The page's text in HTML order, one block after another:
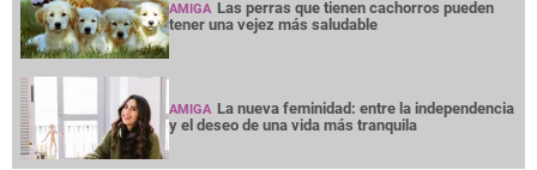
AMIGA Las perras que tienen cachorros pueden
tener una vejez más saludable
AMIGA La nueva feminidad: entre la independencia
y el deseo de una vida más tranquila